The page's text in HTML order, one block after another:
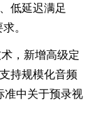
低延迟满足
。
，新增高级定
持规模化音频
中关于预录视